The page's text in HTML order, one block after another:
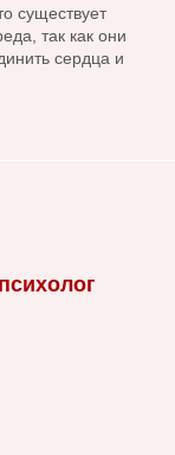
существует
так как они
сердца и